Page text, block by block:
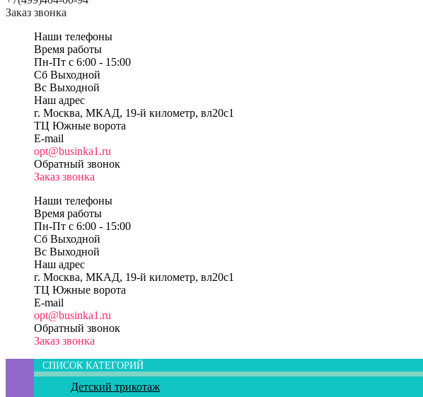
Заказ звонка
Наши телефоны
Время работы
Пн-Пт c 6:00 - 15:00
Сб Выходной
Вс Выходной
Наш адрес
г. Москва, МКАД, 19-й километр, вл20с1
ТЦ Южные ворота
E-mail
opt@businka1.ru
Обратный звонок
Заказ звонка
Наши телефоны
Время работы
Пн-Пт c 6:00 - 15:00
Сб Выходной
Вс Выходной
Наш адрес
г. Москва, МКАД, 19-й километр, вл20с1
ТЦ Южные ворота
E-mail
opt@businka1.ru
Обратный звонок
Заказ звонка
СПИСОК КАТЕГОРИЙ
Детский трикотаж